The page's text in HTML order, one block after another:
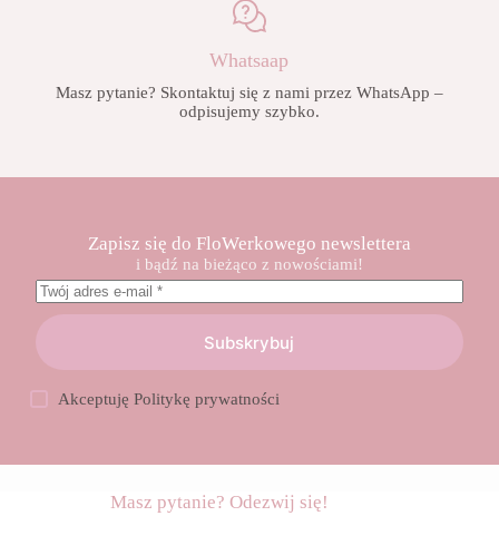
Whatsaap
Masz pytanie? Skontaktuj się z nami przez WhatsApp –
odpisujemy szybko.
Zapisz się do FloWerkowego newslettera
i bądź na bieżąco z nowościami!
Subskrybuj
AkceptujęPolitykę prywatności
Masz pytanie? Odezwij się!